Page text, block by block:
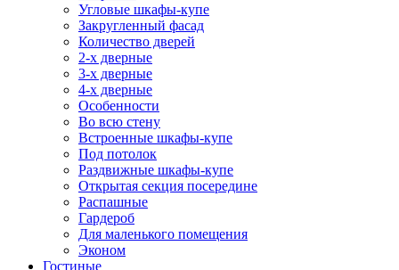
Угловые шкафы-купе
Закругленный фасад
Количество дверей
2-х дверные
3-х дверные
4-х дверные
Особенности
Во всю стену
Встроенные шкафы-купе
Под потолок
Раздвижные шкафы-купе
Открытая секция посередине
Распашные
Гардероб
Для маленького помещения
Эконом
Гостиные